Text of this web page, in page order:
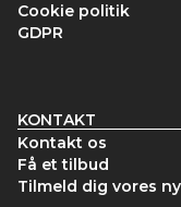
Cookie politik
GDPR
KONTAKT
Kontakt os
Få et tilbud
Tilmeld dig vores